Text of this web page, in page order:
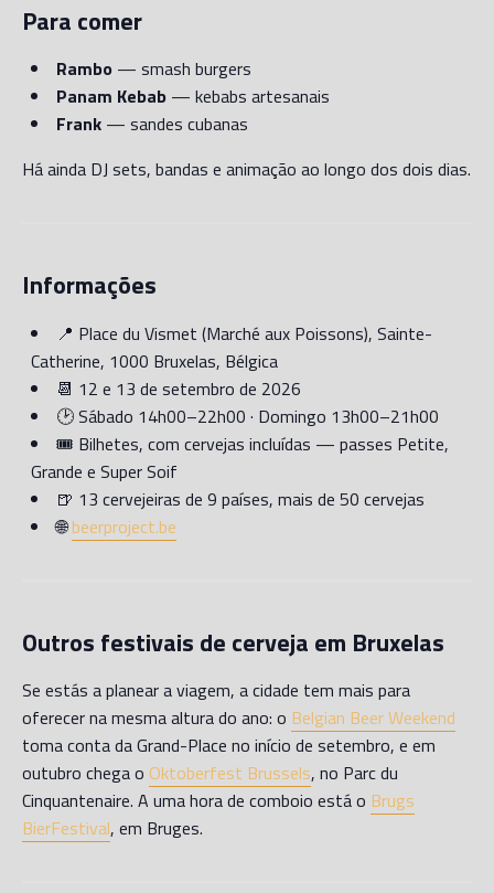
Para comer
Rambo — smash burgers
Panam Kebab — kebabs artesanais
Frank — sandes cubanas
Há ainda DJ sets, bandas e animação ao longo dos dois dias.
Informações
📍 Place du Vismet (Marché aux Poissons), Sainte-
Catherine, 1000 Bruxelas, Bélgica
📆 12 e 13 de setembro de 2026
🕑 Sábado 14h00–22h00 · Domingo 13h00–21h00
🎟️ Bilhetes, com cervejas incluídas — passes Petite,
Grande e Super Soif
🍺 13 cervejeiras de 9 países, mais de 50 cervejas
🌐beerproject.be
Outros festivais de cerveja em Bruxelas
Se estás a planear a viagem, a cidade tem mais para
oferecer na mesma altura do ano: o Belgian Beer Weekend
toma conta da Grand-Place no início de setembro, e em
outubro chega o Oktoberfest Brussels, no Parc du
Cinquantenaire. A uma hora de comboio está o Brugs
BierFestival, em Bruges.